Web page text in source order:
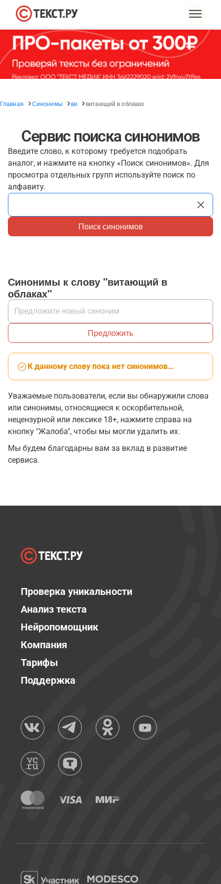
Главная Синонимы ви витающий в облаках
Сервис поиска синонимов
Введите слово, к которому требуется подобрать
аналог, и нажмите на кнопку «Поиск синонимов». Для
просмотра отдельных групп используйте поиск по
алфавиту.
Поиск синонимов
Синонимы к слову "витающий в
облаках"
Предложить
К данному слову пока нет синонимов…
Уважаемые пользователи, если вы обнаружили слова
или синонимы, относящиеся к оскорбительной,
нецензурной или лексике 18+, нажмите справа на
кнопку "Жалоба", чтобы мы могли удалить их.
Мы будем благодарны вам за вклад в развитие
сервиса.
Проверка уникальности
Анализ текста
Нейропомощник
Компания
Тарифы
Поддержка